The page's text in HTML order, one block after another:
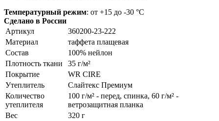
Температурный режим: от +15 до -30 °С
Сделано в России
Артикул
360200-23-222
Материал
таффета плащевая
Состав
100% нейлон
Плотность ткани
35 г/м²
Покрытие
WR CIRE
Утеплитель
Слайтекс Премиум
Количество
утеплителя
100 г/м² - перед, спинка, 60 г/м² -
ветрозащитная планка
Вес
320 г